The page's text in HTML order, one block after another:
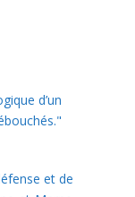
d’un
et de